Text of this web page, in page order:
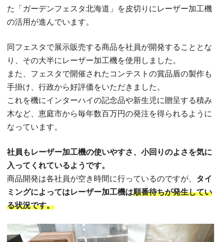
た「ガーデンフェスタ北海道」を皮切りにレーザー加工機
の活用が進んでいます。
同フェスタで展示販売する商品を社員が開発することとな
り、その大半にレーザー加工機を使用しました。
また、フェスタで開催されたコンテストの賞品盾の製作も
手掛け、行政から好評価をいただきました。
これを機にインターハイの記念品や新生児に贈呈する積み
木など、恵庭市から毎年数百万円の発注を得られるように
なっています。
社員もレーザー加工機の使いやすさ、小回りのよさを気に
入ってくれているようです。
商品開発は各社員が空き時間に行っているのですが、 タイ
ミングによってはレーザー加工機は順番待ちが発生してい
る状況です。